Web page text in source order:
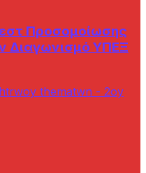
Προσομοίωσης
Διαγωνισμό ΥΠΕΞ